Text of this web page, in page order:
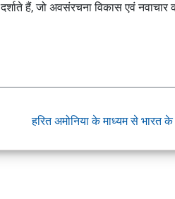
हैं, जो अवसंरचना विकास एवं
हरित अमोनिया के माध्यम से भारत